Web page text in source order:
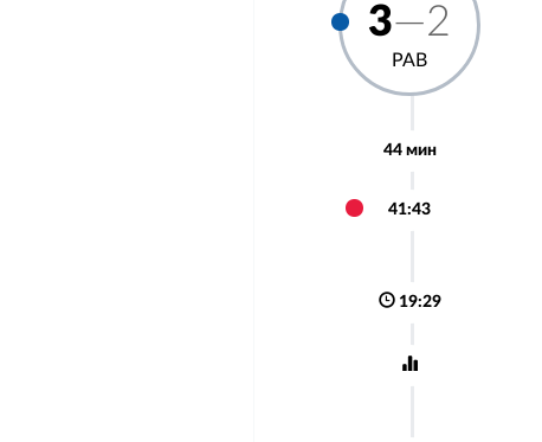
3—2
РАВ
44 мин
41:43
19:29